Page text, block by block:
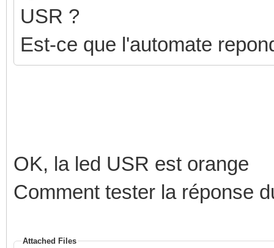
USR ?
Est-ce que l'automate
OK, la led USR est orange
Comment tester la réponse
Attached Files